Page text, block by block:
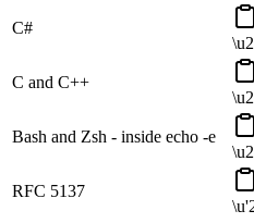
C#
C and C++
Bash and Zsh - inside echo -e
RFC 5137